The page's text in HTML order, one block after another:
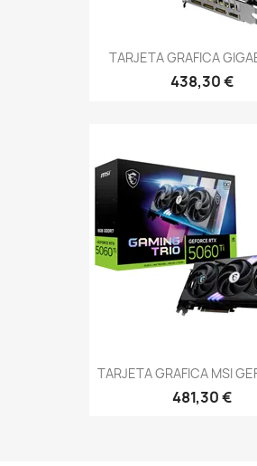
TARJETA GRAFICA
438,30 €
TARJETA GRAFICA MSI
481,30 €